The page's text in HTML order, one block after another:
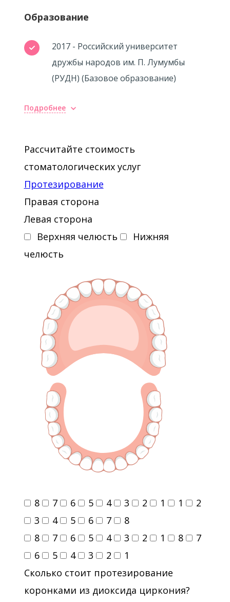
Образование
2017 - Российский университет
дружбы народов им. П. Лумумбы
(РУДН) (Базовое образование)
Подробнее
Рассчитайте стоимость
стоматологических услуг
Протезирование
Правая сторона
Левая сторона
Верхняя челюсть
Нижняя
челюсть
8 7 6 5 4 3 2 1 1
2
3
4 5 6 7
8
8
7 6 5 4 3 2 1 8
7
6
5 4 3 2
1
Сколько стоит протезирование
коронками из диоксида циркония?